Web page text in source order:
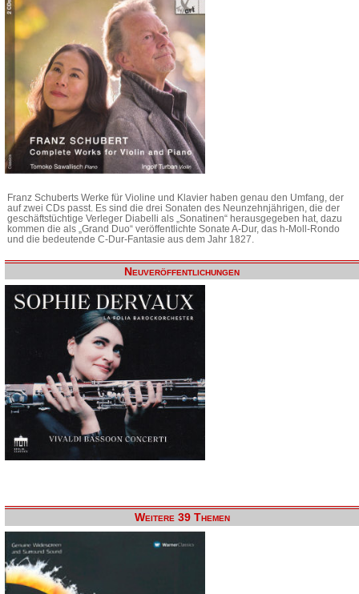
Franz Schuberts Werke für Violine und Klavier haben genau den Umfang, der
auf zwei CDs passt. Es sind die drei Sonaten des Neunzehnjährigen, die der
geschäftstüchtige Verleger Diabelli als „Sonatinen“ herausgegeben hat, dazu
kommen die als „Grand Duo“ veröffentlichte Sonate A-Dur, das h-Moll-Rondo
und die bedeutende C-Dur-Fantasie aus dem Jahr 1827.
Neuveröffentlichungen
Weitere 39 Themen